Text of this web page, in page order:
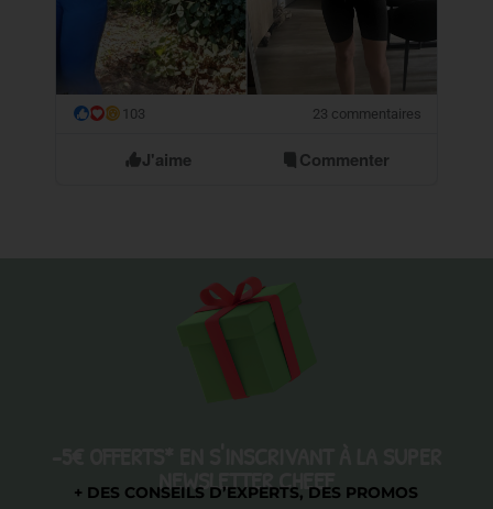
😮 103 23 commentaires
J'aime Commenter
NEWSLETTER CHEEF
+ DES CONSEILS D’EXPERTS, DES PROMOS